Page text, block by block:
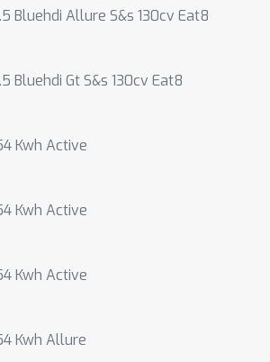
Bluehdi Allure S&s 130cv Eat8
Bluehdi Gt S&s 130cv Eat8
Kwh Active
Kwh Active
Kwh Active
Kwh Allure